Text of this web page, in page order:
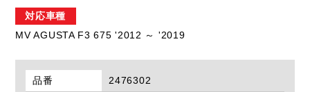
対応車種
MV AGUSTA F3 675 '2012 ～ '2019
品番
2476302